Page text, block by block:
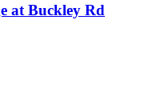
at Buckley Rd